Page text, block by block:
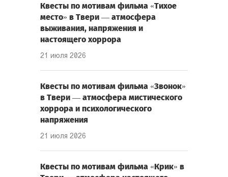
Квесты по мотивам фильма «Тихое
место» в Твери — атмосфера
выживания, напряжения и
настоящего хоррора
21 июля 2026
Квесты по мотивам фильма «Звонок»
в Твери — атмосфера мистического
хоррора и психологического
напряжения
21 июля 2026
Квесты по мотивам фильма «Крик» в